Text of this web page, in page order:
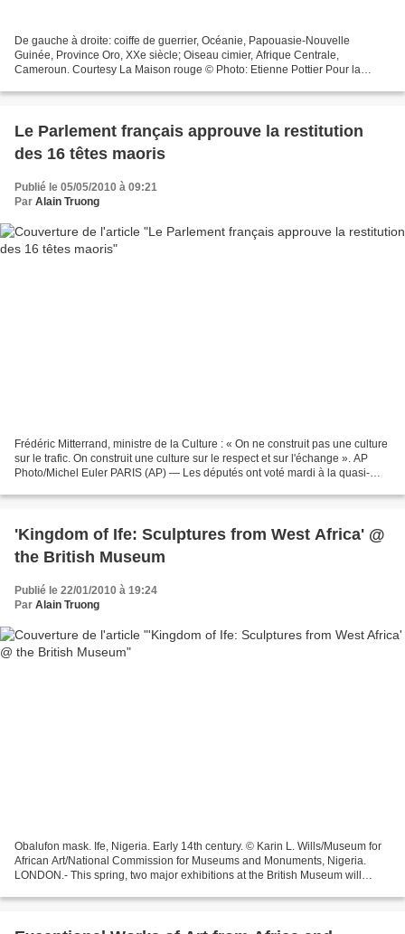
De gauche à droite: coiffe de guerrier, Océanie, Papouasie-Nouvelle
Guinée, Province Oro, XXe siècle; Oiseau cimier, Afrique Centrale,
Cameroun. Courtesy La Maison rouge © Photo: Etienne Pottier Pour la
Le Parlement français approuve la restitution
des 16 têtes maoris
Publié le 05/05/2010 à 09:21
Par Alain Truong
Frédéric Mitterrand, ministre de la Culture : « On ne construit pas une culture
sur le trafic. On construit une culture sur le respect et sur l'échange ». AP
Photo/Michel Euler PARIS (AP) — Les députés ont voté mardi à la quasi-
'Kingdom of Ife: Sculptures from West Africa' @
the British Museum
Publié le 22/01/2010 à 19:24
Par Alain Truong
Obalufon mask. Ife, Nigeria. Early 14th century. © Karin L. Wills/Museum for
African Art/National Commission for Museums and Monuments, Nigeria.
LONDON.- This spring, two major exhibitions at the British Museum will